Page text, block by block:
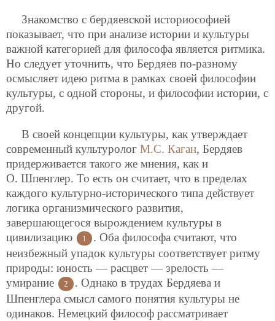
Знакомство с бердяевской историософией
показывает, что при анализе истории и культуры
важной категорией для философа является ритмика.
Но следует уточнить, что Бердяев по-разному
осмысляет идею ритма в рамках своей философии
культуры, с одной стороны, и философии истории, с
другой.
В своей концепции культуры, как утверждает
современный культуролог М.С. Каган, Бердяев
придерживается такого же мнения, как и
О. Шпенглер. То есть он считает, что в пределах
каждого культурно-исторического типа действует
логика организмического развития,
завершающегося вырождением культуры в
цивилизацию
1
. Оба философа считают, что
неизбежный упадок культуры соответствует ритму
природы: юность — расцвет — зрелость —
умирание
2
. Однако в трудах Бердяева и
Шпенглера смысл самого понятия культуры не
одинаков. Немецкий философ рассматривает